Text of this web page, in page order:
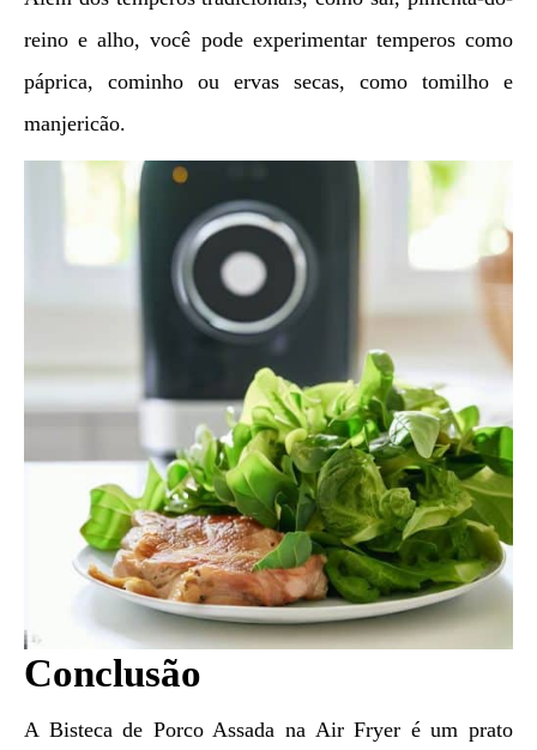
reino e alho, você pode experimentar temperos como
páprica, cominho ou ervas secas, como tomilho e
manjericão.
Conclusão
A Bisteca de Porco Assada na Air Fryer é um prato